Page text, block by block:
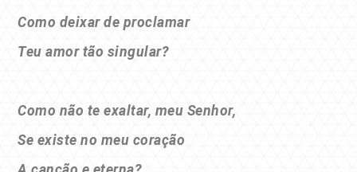
Como deixar de proclamar
Teu amor tão singular?
Como não te exaltar, meu Senhor,
Se existe no meu coração